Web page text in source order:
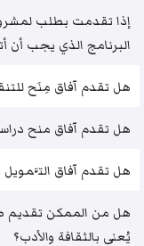
إذا تقدمت بطلب
البرنامج الذي يجب أن
هل تقدم آفاق مِنَح
هل تقدم آفاق منح
هل تقدم آفاق التَّمويل بنسبة 100 ٪
هل من الممكن تقديم
يُعنى بالثقافة والأدب؟